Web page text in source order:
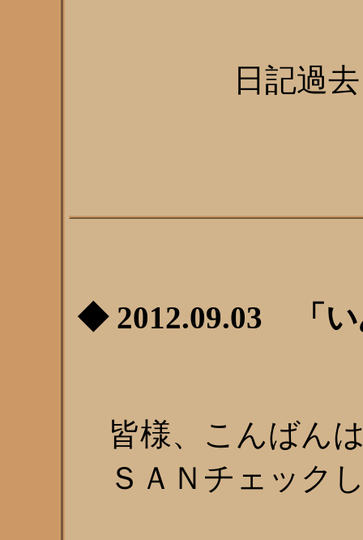
日記過
◆ 2012.09.03 「い
皆様、こんばん
ＳＡＮチェック